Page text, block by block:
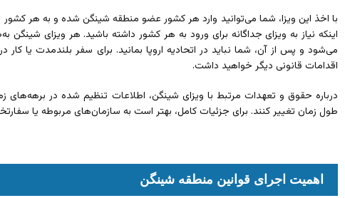
با اخذ این ویزا، شما می‌توانید وارد هر کشور عضو منطقه شینگن شده و به هر
می‌شود و پس از آن، شما نباید در اتحادیه اروپا بمانید. برای سفر بلندمدت یا کار در
اقدامات قانونی دیگر خواهید داشت.
درباره حقوق و تعهدات مرتبط با ویزای شینگن، اطلاعات تنظیم شده در
طول زمان تغییر کنند. برای جزئیات کامل، بهتر است به سازمان‌های مربوطه یا
اهمیت اجرای قوانین منطقه شینگن